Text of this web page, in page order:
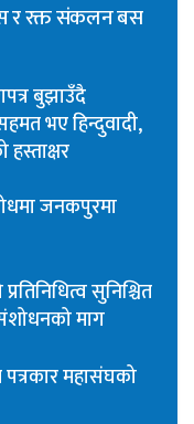
र रक्त संकलन बस
बुझाउँदै
भए हिन्दुवादी,
जनकपुरमा
सुनिश्चित
माग
महासंघको